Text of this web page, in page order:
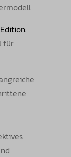
:
für